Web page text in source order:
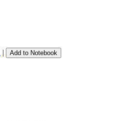
| Add to Notebook